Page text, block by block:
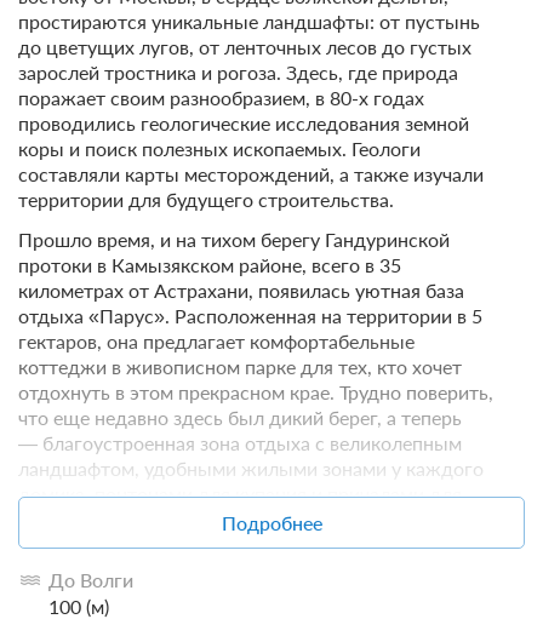
простираются уникальные ландшафты: от пустынь
до цветущих лугов, от ленточных лесов до густых
зарослей тростника и рогоза. Здесь, где природа
поражает своим разнообразием, в 80-х годах
проводились геологические исследования земной
коры и поиск полезных ископаемых. Геологи
составляли карты месторождений, а также изучали
территории для будущего строительства.
Прошло время, и на тихом берегу Гандуринской
протоки в Камызякском районе, всего в 35
километрах от Астрахани, появилась уютная база
отдыха «Парус». Расположенная на территории в 5
гектаров, она предлагает комфортабельные
коттеджи в живописном парке для тех, кто хочет
отдохнуть в этом прекрасном крае. Трудно поверить,
что еще недавно здесь был дикий берег, а теперь
— благоустроенная зона отдыха с великолепным
ландшафтом, удобными жилыми зонами у каждого
домика, понтонами для купания и причалами для
водного транспорта. Красивая, подсвеченная
набережная с плакучими ивами создает
неповторимую атмосферу, а в кронах деревьев по-
прежнему слышно пение птиц.
Подробнее
До Волги
100 (м)